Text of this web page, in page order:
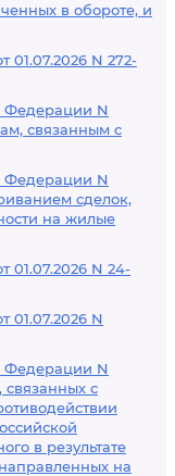
в обороте, и
N 272-
Федерации N
связанным с
Федерации N
сделок,
на жилые
01.07.2026 N 24-
01.07.2026 N
Федерации N
связанных с
в результате
на